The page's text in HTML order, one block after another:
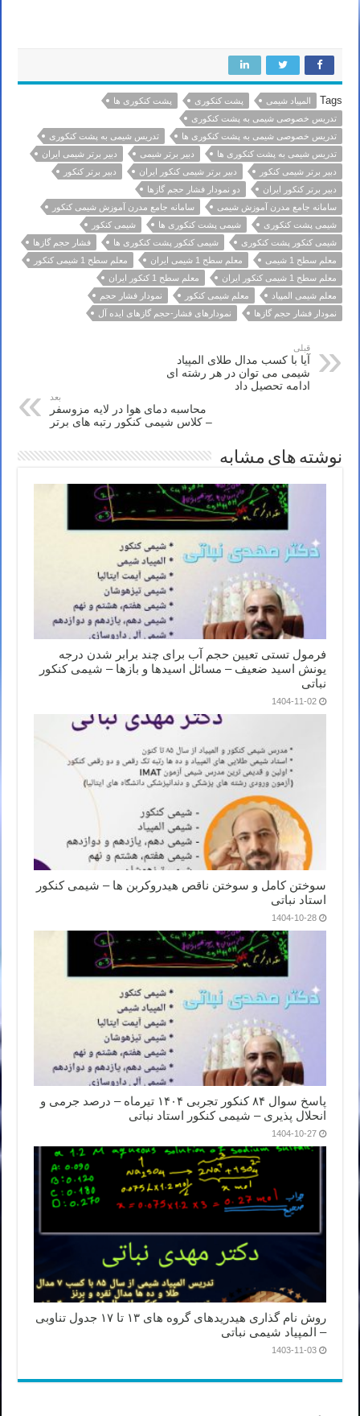
Tags المپیاد شیمی پشت کنکوری
پشت کنکوری ها
تدریس خصوصی شیمی به پشت کنکوری
تدریس خصوصی شیمی به پشت کنکوری ها
تدریس شیمی به پشت کنکوری
تدریس شیمی به پشت کنکوری ها
دبیر برتر شیمی
دبیر برتر شیمی ایران
دبیر برتر شیمی کنکور
دبیر برتر شیمی کنکور ایران
دبیر برتر کنکور
دبیر برتر کنکور ایران
دو نمودار فشار حجم گازها
سامانه جامع مدرن آموزش شیمی
سامانه جامع مدرن آموزش شیمی کنکور
شیمی پشت کنکوری
شیمی پشت کنکوری ها
شیمی کنکور
شیمی کنکور پشت کنکوری
شیمی کنکور پشت کنکوری ها
فشار حجم گازها
معلم سطح 1 شیمی
معلم سطح 1 شیمی ایران
معلم سطح 1 شیمی کنکور
معلم سطح 1 شیمی کنکور ایران
معلم سطح 1 کنکور ایران
معلم شیمی المپیاد
معلم شیمی کنکور
نمودار فشار حجم
نمودار فشار حجم گازها
نمودارهای فشار-حجم گازهای ایده آل
قبلی
آیا با کسب مدال طلای المپیاد
شیمی می توان در هر رشته ای
ادامه تحصیل داد
بعد
محاسبه دمای هوا در لایه مزوسفر
– کلاس شیمی کنکور رتبه های برتر
نوشته های مشابه
فرمول تستی تعیین حجم آب برای چند برابر شدن درجه
یونش اسید ضعیف – مسائل اسیدها و بازها – شیمی کنکور
نباتی
1404-11-02
سوختن کامل و سوختن ناقص هیدروکربن ها – شیمی کنکور
استاد نباتی
1404-10-28
پاسخ سوال ۸۴ کنکور تجربی ۱۴۰۴ تیرماه – درصد جرمی و
انحلال پذیری – شیمی کنکور استاد نباتی
1404-10-27
روش نام گذاری هیدریدهای گروه های ۱۳ تا ۱۷ جدول تناوبی
– المپیاد شیمی نباتی
1403-11-03